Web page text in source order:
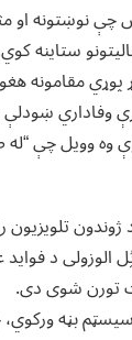
نوښتونه او
ستاینه
مقامونه
وفاداري
وه وویل چې
الوزولی د
تورن شوی دی.
بڼه